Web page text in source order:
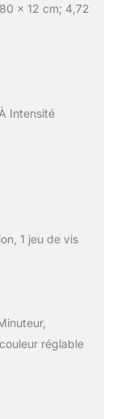
x 12 cm; 4,72
Intensité
1 jeu de vis
réglable